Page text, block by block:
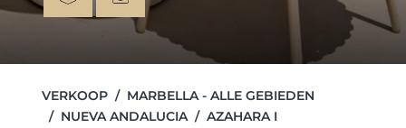
VERKOOP
MARBELLA - ALLE GEBIEDEN
NUEVA ANDALUCIA
AZAHARA I